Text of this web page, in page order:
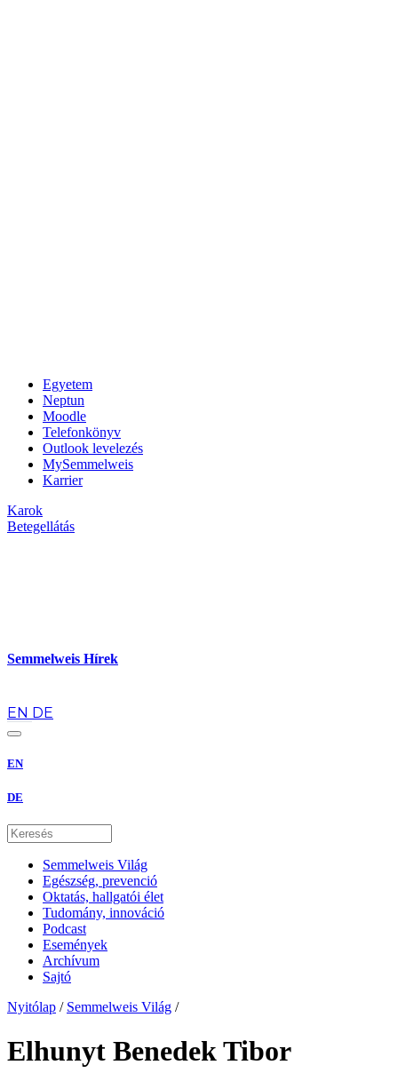
Egyetem
Neptun
Moodle
Telefonkönyv
Outlook levelezés
MySemmelweis
Karrier
Karok
Betegellátás
Semmelweis Hírek
EN DE
EN
DE
Semmelweis Világ
Egészség, prevenció
Oktatás, hallgatói élet
Tudomány, innováció
Podcast
Események
Archívum
Sajtó
Nyitólap / Semmelweis Világ /
Elhunyt Benedek Tibor